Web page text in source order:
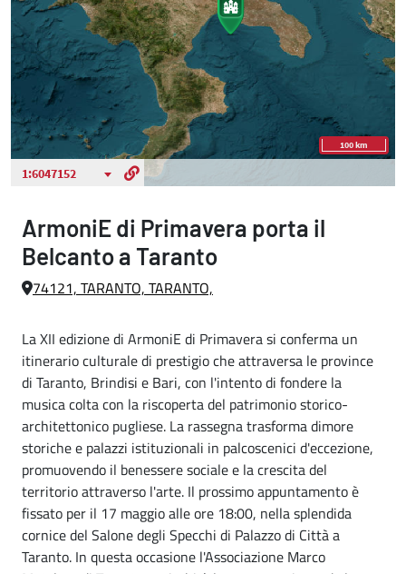
ArmoniE di Primavera porta il
Belcanto a Taranto
74121, TARANTO, TARANTO,
La XII edizione di ArmoniE di Primavera si conferma un
itinerario culturale di prestigio che attraversa le province
di Taranto, Brindisi e Bari, con l'intento di fondere la
musica colta con la riscoperta del patrimonio storico-
architettonico pugliese. La rassegna trasforma dimore
storiche e palazzi istituzionali in palcoscenici d'eccezione,
promuovendo il benessere sociale e la crescita del
territorio attraverso l'arte. Il prossimo appuntamento è
fissato per il 17 maggio alle ore 18:00, nella splendida
cornice del Salone degli Specchi di Palazzo di Città a
Taranto. In questa occasione l'Associazione Marco